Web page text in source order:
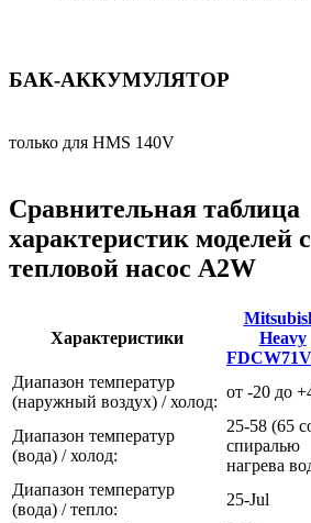
БАК-АККУМУЛЯТОР
только для HMS 140V
Сравнительная таблица
характеристик моделей
тепловой насос A2W
Характеристики
Heavy
Диапазон температур
(наружный воздух) / холод:
от -20 до
Диапазон температур
(вода) / холод:
25-58 (65
спиралью
нагрева
Диапазон температур
(вода) / тепло:
25-Jul